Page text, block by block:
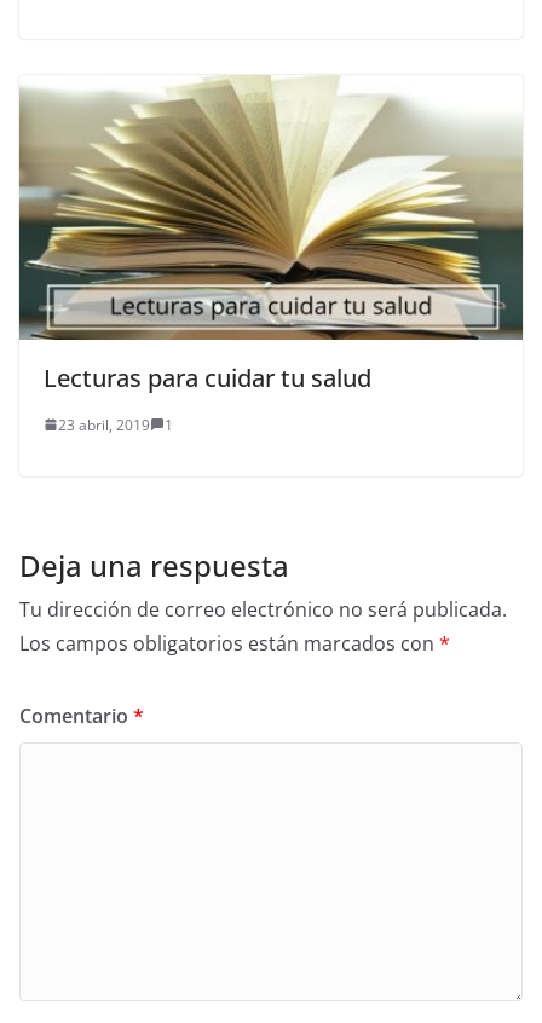
Lecturas para cuidar tu salud
23 abril, 2019 1
Deja una respuesta
Tu dirección de correo electrónico no será publicada.
Los campos obligatorios están marcados con *
Comentario *